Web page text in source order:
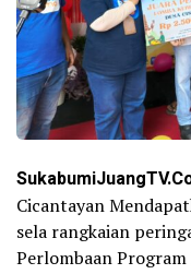
Cicantayan
sela rangkaian
Perlombaan